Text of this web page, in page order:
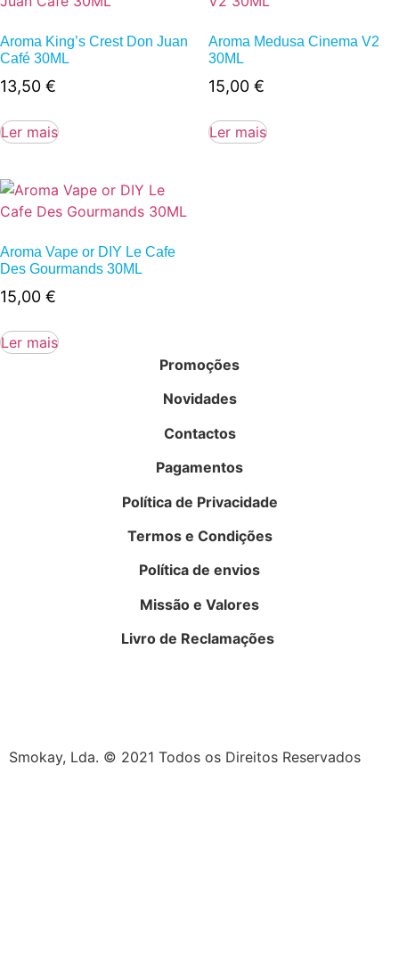
Aroma King’s Crest Don Juan
Café 30ML
13,50 €
Ler mais
Aroma Medusa Cinema V2
30ML
15,00 €
Ler mais
Aroma Vape or DIY Le Cafe
Des Gourmands 30ML
15,00 €
Ler mais
Promoções
Novidades
Contactos
Pagamentos
Política de Privacidade
Termos e Condições
Política de envios
Missão e Valores
Livro de Reclamações
Smokay, Lda. © 2021 Todos os Direitos Reservados